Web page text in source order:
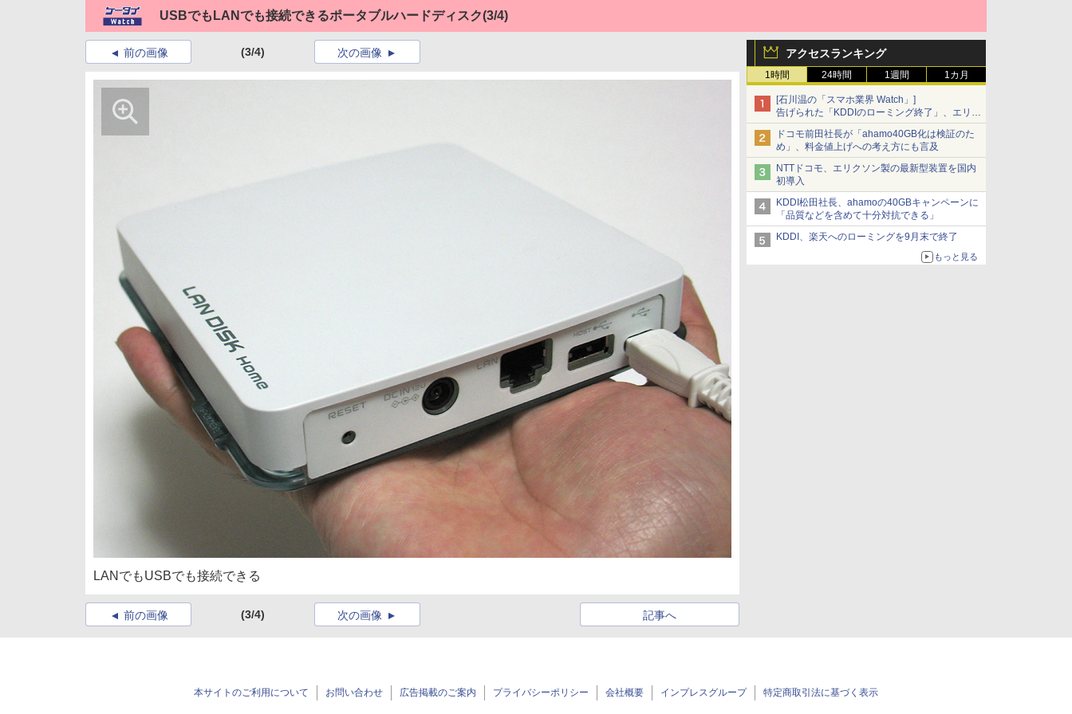
USBでもLANでも接続できるポータブルハードディスク(3/4)
アクセスランキング
1時間 24時間 1週間 1カ月
[石川温の「スマホ業界 Watch」]
告げられた「KDDIのローミング終了」、エリア
マップの落とし穴と楽天モバイルの課題
ドコモ前田社長が「ahamo40GB化は検証のた
め」、料金値上げへの考え方にも言及
NTTドコモ、エリクソン製の最新型装置を国内
初導入
KDDI松田社長、ahamoの40GBキャンペーンに
「品質などを含めて十分対抗できる」
KDDI、楽天へのローミングを9月末で終了
もっと見る
前の画像 (3/4) 次の画像
LANでもUSBでも接続できる
前の画像 (3/4) 記事へ
次の画像
本サイトのご利用について お問い合わせ 広告掲載のご案内 プライバシーポリシー 会社概要 インプレスグループ 特定商取引法に基づく表示